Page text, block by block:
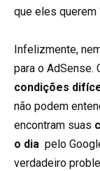
que eles querem
Infelizmente,
para o AdSense.
condições
não podem
encontram suas
o dia pelo
verdadeiro